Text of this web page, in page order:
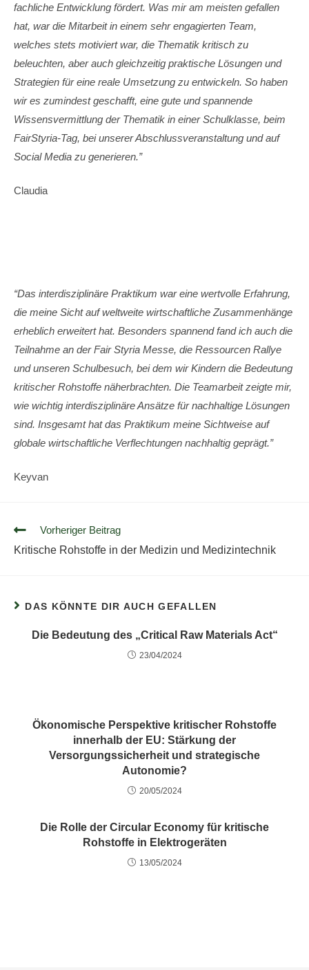
fachliche Entwicklung fördert. Was mir am meisten gefallen
hat, war die Mitarbeit in einem sehr engagierten Team,
welches stets motiviert war, die Thematik kritisch zu
beleuchten, aber auch gleichzeitig praktische Lösungen und
Strategien für eine reale Umsetzung zu entwickeln. So haben
wir es zumindest geschafft, eine gute und spannende
Wissensvermittlung der Thematik in einer Schulklasse, beim
FairStyria-Tag, bei unserer Abschlussveranstaltung und auf
Social Media zu generieren.”
Claudia
“Das interdisziplinäre Praktikum war eine wertvolle Erfahrung,
die meine Sicht auf weltweite wirtschaftliche Zusammenhänge
erheblich erweitert hat. Besonders spannend fand ich auch die
Teilnahme an der Fair Styria Messe, die Ressourcen Rallye
und unseren Schulbesuch, bei dem wir Kindern die Bedeutung
kritischer Rohstoffe näherbrachten. Die Teamarbeit zeigte mir,
wie wichtig interdisziplinäre Ansätze für nachhaltige Lösungen
sind. Insgesamt hat das Praktikum meine Sichtweise auf
globale wirtschaftliche Verflechtungen nachhaltig geprägt.”
Keyvan
Vorheriger Beitrag
Kritische Rohstoffe in der Medizin und Medizintechnik
DAS KÖNNTE DIR AUCH GEFALLEN
Die Bedeutung des „Critical Raw Materials Act“
23/04/2024
Ökonomische Perspektive kritischer Rohstoffe
innerhalb der EU: Stärkung der
Versorgungssicherheit und strategische
Autonomie?
20/05/2024
Die Rolle der Circular Economy für kritische
Rohstoffe in Elektrogeräten
13/05/2024